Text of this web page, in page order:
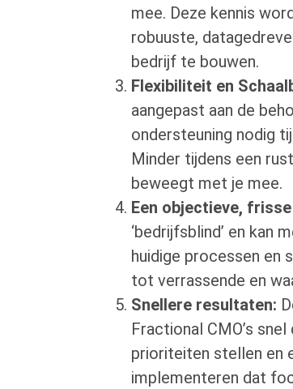
mee. Deze kennis
robuuste,
bedrijf te bouwen.
Flexibiliteit en
aangepast aan de
ondersteuning nodig
Minder tijdens een
beweegt met je mee.
Een objectieve,
‘bedrijfsblind’ en kan
huidige processen en
tot verrassende en
Snellere resultaten:
Fractional CMO’s
prioriteiten stellen en
implementeren dat